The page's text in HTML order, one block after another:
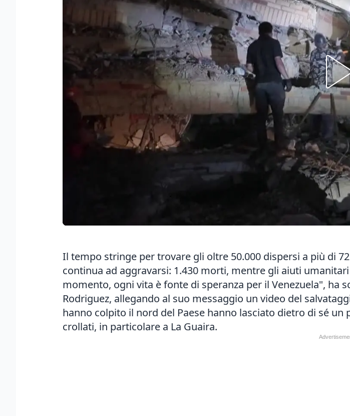
Il tempo stringe per trovare gli oltre 50.000 dispersi a più di
continua ad aggravarsi: 1.430 morti, mentre gli aiuti
momento, ogni vita è fonte di speranza per il Venezuela", ha
Rodriguez, allegando al suo messaggio un video del
hanno colpito il nord del Paese hanno lasciato dietro di sé
crollati, in particolare a La Guaira.